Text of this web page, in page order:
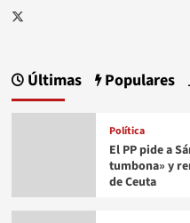
Twitter
Últimas Populares
Política
El PP pide a
tumbona» y
de Ceuta